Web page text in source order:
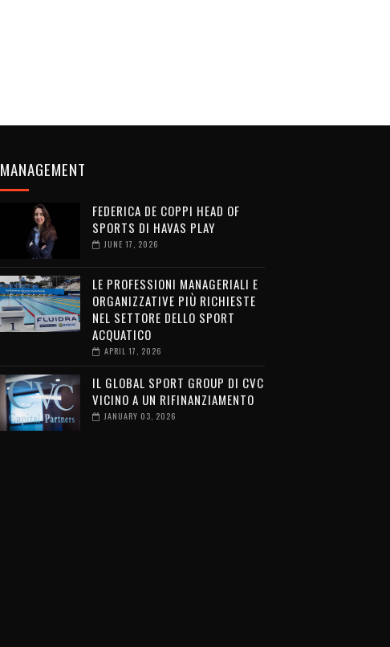
MANAGEMENT
FEDERICA DE COPPI HEAD OF
SPORTS DI HAVAS PLAY
JUNE 17, 2026
LE PROFESSIONI MANAGERIALI E
ORGANIZZATIVE PIÙ RICHIESTE
NEL SETTORE DELLO SPORT
ACQUATICO
APRIL 17, 2026
IL GLOBAL SPORT GROUP DI CVC
VICINO A UN RIFINANZIAMENTO
JANUARY 03, 2026